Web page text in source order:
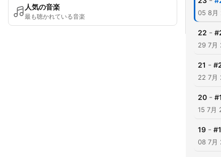
人気の音楽
最も聴かれている音楽 05 8月
22 -
29 7月
21 -
22 7月
20 -
15 7月
19 -
08 7月